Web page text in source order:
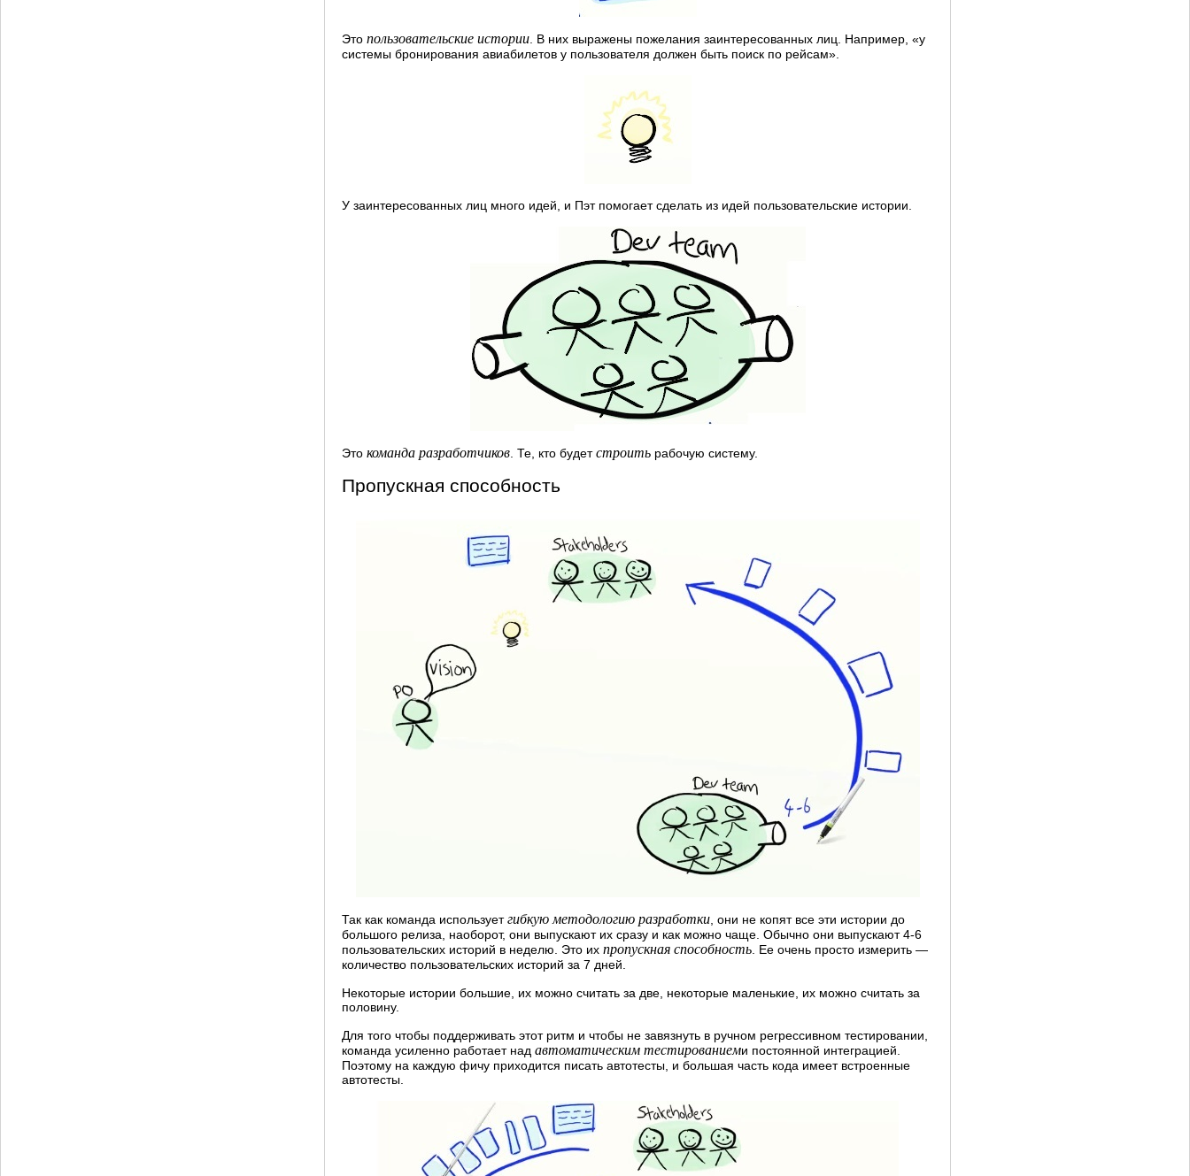
Это пользовательские истории . В них выражены пожелания заинтересованных лиц. Например, «у
системы бронирования авиабилетов у пользователя должен быть поиск по рейсам».
У заинтересованных лиц много идей, и Пэт помогает сделать из идей пользовательские истории.
Это команда разработчиков . Те, кто будет строить рабочую систему.
Пропускная способность
Так как команда использует гибкую методологию разработки , они не копят все эти истории до
большого релиза, наоборот, они выпускают их сразу и как можно чаще. Обычно они выпускают 4-6
пользовательских историй в неделю. Это их пропускная способность . Ее очень просто измерить —
количество пользовательских историй за 7 дней.
Некоторые истории большие, их можно считать за две, некоторые маленькие, их можно считать за
половину.
Для того чтобы поддерживать этот ритм и чтобы не завязнуть в ручном регрессивном тестировании,
команда усиленно работает над автоматическим тестированиеми постоянной интеграцией.
Поэтому на каждую фичу приходится писать автотесты, и большая часть кода имеет встроенные
автотесты.